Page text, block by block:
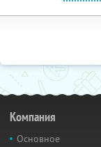
Компания
Основное